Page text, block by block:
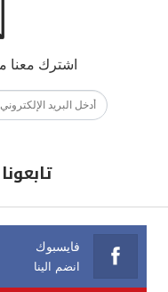
اشترك معنا
تابعونا
فايسبوك
انضم الينا